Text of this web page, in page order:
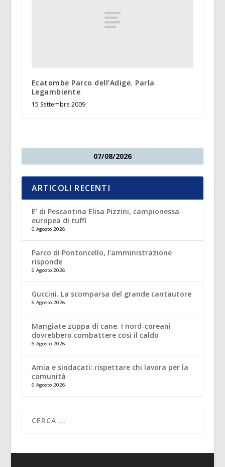
Ecatombe Parco dell’Adige. Parla
Legambiente
15 Settembre 2009
07/08/2026
ARTICOLI RECENTI
E’ di Pescantina Elisa Pizzini, campionessa
europea di tuffi
6 Agosto 2026
Parco di Pontoncello, l’amministrazione
risponde
6 Agosto 2026
Guccini. La scomparsa del grande cantautore
6 Agosto 2026
Mangiate zuppa di cane. I nord-coreani
dovrebbero combattere così il caldo
6 Agosto 2026
Amia e sindacati: rispettare chi lavora per la
comunità
6 Agosto 2026